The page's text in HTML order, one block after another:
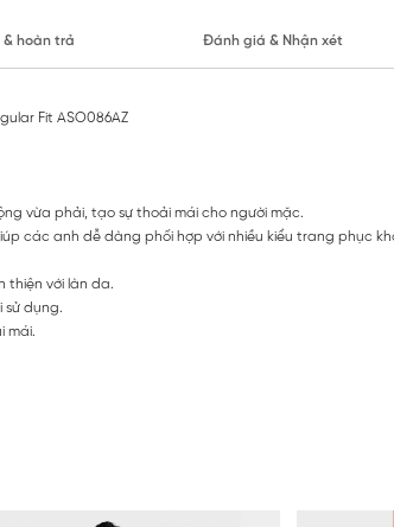
hoàn trả Đánh giá & Nhận xét
Fit ASO086AZ
vừa phải, tạo sự thoải mái cho người mặc.
các anh dễ dàng phối hợp với nhiều kiểu trang phục
thiện với làn da.
sử dụng.
mái.